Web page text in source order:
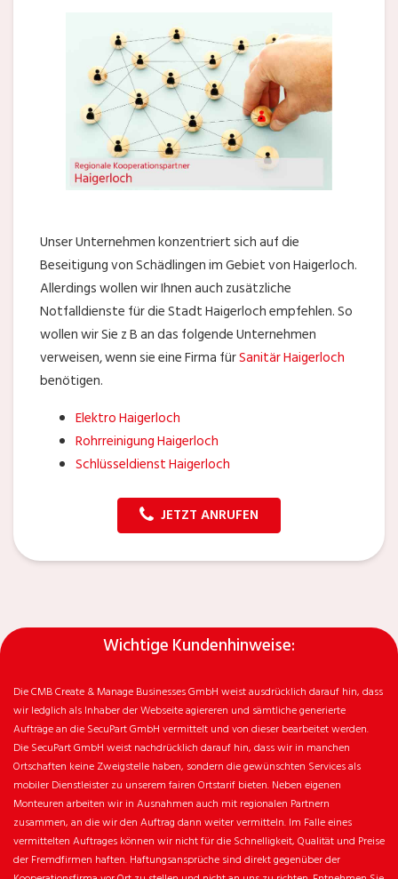
Unser Unternehmen konzentriert sich auf die
Beseitigung von Schädlingen im Gebiet von Haigerloch.
Allerdings wollen wir Ihnen auch zusätzliche
Notfalldienste für die Stadt Haigerloch empfehlen. So
wollen wir Sie z B an das folgende Unternehmen
verweisen, wenn sie eine Firma fürSanitär Haigerloch
benötigen.
Elektro Haigerloch
Rohrreinigung Haigerloch
Schlüsseldienst Haigerloch
JETZT ANRUFEN
Wichtige Kundenhinweise:
Die CMB Create & Manage Businesses GmbH weist ausdrücklich darauf hin, dass
wir ledglich als Inhaber der Webseite agiereren und sämtliche generierte
Aufträge an die SecuPart GmbH vermittelt und von dieser bearbeitet werden.
Die SecuPart GmbH weist nachdrücklich darauf hin, dass wir in manchen
Ortschaften keine Zweigstelle haben, sondern die gewünschten Services als
mobiler Dienstleister zu unserem fairen Ortstarif bieten. Neben eigenen
Monteuren arbeiten wir in Ausnahmen auch mit regionalen Partnern
zusammen, an die wir den Auftrag dann weiter vermitteln. Im Falle eines
vermittelten Auftrages können wir nicht für die Schnelligkeit, Qualität und Preise
der Fremdfirmen haften. Haftungsansprüche sind direkt gegenüber der